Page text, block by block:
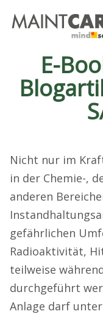
E-
Nicht nur im
in der Chemie-,
anderen
gefährlichen
Radioaktivität,
teilweise
durchgeführt
Anlage darf